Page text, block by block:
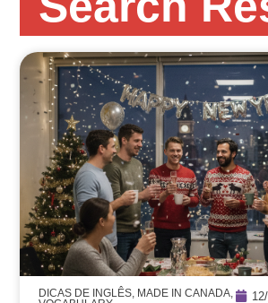
DICAS DE INGLÊS, MADE IN CANADA,